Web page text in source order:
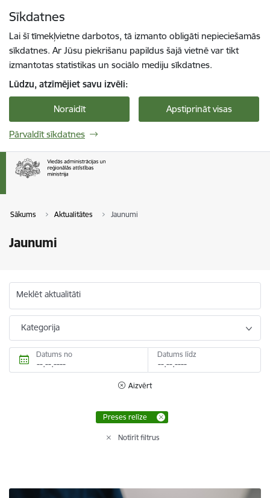
Sīkdatnes
Lai šī tīmekļvietne darbotos, tā izmanto obligāti nepieciešamās
sīkdatnes. Ar Jūsu piekrišanu papildus šajā vietnē var tikt
izmantotas statistikas un sociālo mediju sīkdatnes.
Lūdzu, atzīmējiet savu izvēli:
Noraidīt Apstiprināt visas
Pārvaldīt sīkdatnes
Sākums Aktualitātes Jaunumi
Jaunumi
Meklēt aktualitāti
Kategorija
Datums no Datums līdz
Aizvērt
Preses relīze
Notīrīt filtrus